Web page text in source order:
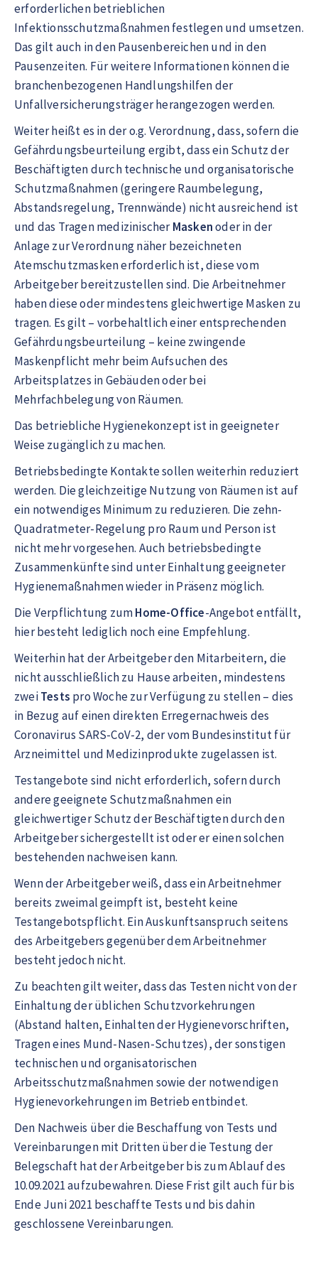
erforderlichen betrieblichen
Infektionsschutzmaßnahmen festlegen und umsetzen.
Das gilt auch in den Pausenbereichen und in den
Pausenzeiten. Für weitere Informationen können die
branchenbezogenen Handlungshilfen der
Unfallversicherungsträger herangezogen werden.
Weiter heißt es in der o.g. Verordnung, dass, sofern die
Gefährdungsbeurteilung ergibt, dass ein Schutz der
Beschäftigten durch technische und organisatorische
Schutzmaßnahmen (geringere Raumbelegung,
Abstandsregelung, Trennwände) nicht ausreichend ist
und das Tragen medizinischerMaskenoder in der
Anlage zur Verordnung näher bezeichneten
Atemschutzmasken erforderlich ist, diese vom
Arbeitgeber bereitzustellen sind. Die Arbeitnehmer
haben diese oder mindestens gleichwertige Masken zu
tragen. Es gilt – vorbehaltlich einer entsprechenden
Gefährdungsbeurteilung – keine zwingende
Maskenpflicht mehr beim Aufsuchen des
Arbeitsplatzes in Gebäuden oder bei
Mehrfachbelegung von Räumen.
Das betriebliche Hygienekonzept ist in geeigneter
Weise zugänglich zu machen.
Betriebsbedingte Kontakte sollen weiterhin reduziert
werden. Die gleichzeitige Nutzung von Räumen ist auf
ein notwendiges Minimum zu reduzieren. Die zehn-
Quadratmeter-Regelung pro Raum und Person ist
nicht mehr vorgesehen. Auch betriebsbedingte
Zusammenkünfte sind unter Einhaltung geeigneter
Hygienemaßnahmen wieder in Präsenz möglich.
Die Verpflichtung zumHome-Office-Angebot entfällt,
hier besteht lediglich noch eine Empfehlung.
Weiterhin hat der Arbeitgeber den Mitarbeitern, die
nicht ausschließlich zu Hause arbeiten, mindestens
zweiTests pro Woche zur Verfügung zu stellen – dies
in Bezug auf einen direkten Erregernachweis des
Coronavirus SARS-CoV-2, der vom Bundesinstitut für
Arzneimittel und Medizinprodukte zugelassen ist.
Testangebote sind nicht erforderlich, sofern durch
andere geeignete Schutzmaßnahmen ein
gleichwertiger Schutz der Beschäftigten durch den
Arbeitgeber sichergestellt ist oder er einen solchen
bestehenden nachweisen kann.
Wenn der Arbeitgeber weiß, dass ein Arbeitnehmer
bereits zweimal geimpft ist, besteht keine
Testangebotspflicht. Ein Auskunftsanspruch seitens
des Arbeitgebers gegenüber dem Arbeitnehmer
besteht jedoch nicht.
Zu beachten gilt weiter, dass das Testen nicht von der
Einhaltung der üblichen Schutzvorkehrungen
(Abstand halten, Einhalten der Hygienevorschriften,
Tragen eines Mund-Nasen-Schutzes), der sonstigen
technischen und organisatorischen
Arbeitsschutzmaßnahmen sowie der notwendigen
Hygienevorkehrungen im Betrieb entbindet.
Den Nachweis über die Beschaffung von Tests und
Vereinbarungen mit Dritten über die Testung der
Belegschaft hat der Arbeitgeber bis zum Ablauf des
10.09.2021 aufzubewahren. Diese Frist gilt auch für bis
Ende Juni 2021 beschaffte Tests und bis dahin
geschlossene Vereinbarungen.